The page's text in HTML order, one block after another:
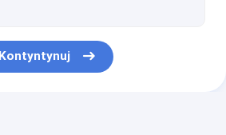
Kontyntynuj